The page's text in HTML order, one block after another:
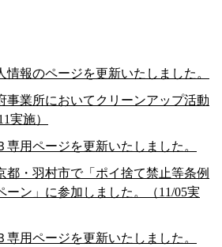
情報のページを更新いたしました 。
事業所においてクリーンアップ活動
実施）
専用ページを更新いたしました。
都・羽村市で「ポイ捨て禁止等条例
ーン」に参加しました。（11/05実
専用ページを更新いたしました。